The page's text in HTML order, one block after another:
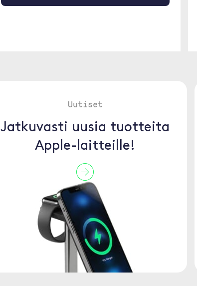
Uutiset
Jatkuvasti uusia tuotteita
Apple-laitteille!